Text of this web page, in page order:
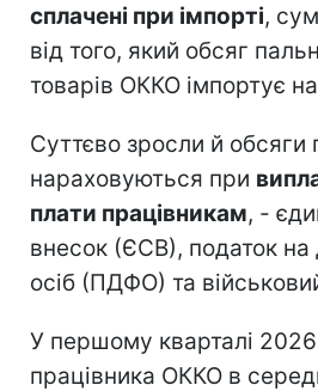
сплачені при імпорті,
від того, який обсяг
товарів ОККО імпортує
Суттєво зросли й обсяги
нараховуються при
плати працівникам, -
внесок (ЄСВ), податок на
осіб (ПДФО) та
У першому кварталі
працівника ОККО в